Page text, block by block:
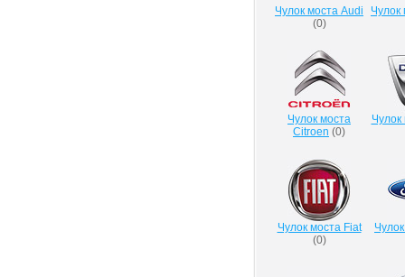
Чулок моста Audi
(0)
Чулок
Чулок моста
Citroen (0)
Чулок
Чулок моста Fiat
(0)